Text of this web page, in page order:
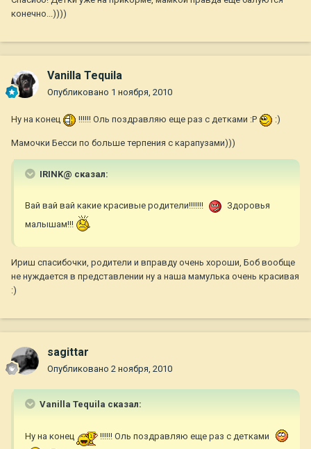
конечно...))))
Vanilla Tequila
Опубликовано 1 ноября, 2010
Ну на конец !!!!!! Оль поздравляю еще раз с детками :P :)
Мамочки Бесси по больше терпения с карапузами)))
IRINK@ сказал:
Вай вай вай какие красивые родители!!!!!!!
Здоровья
малышам!!!
Ириш спасибочки, родители и вправду очень хороши, Боб вообще
не нуждается в представлении ну а наша мамулька очень красивая
:)
sagittar
Опубликовано 2 ноября, 2010
Vanilla Tequila сказал:
Ну на конец !!!!!! Оль поздравляю еще раз с детками